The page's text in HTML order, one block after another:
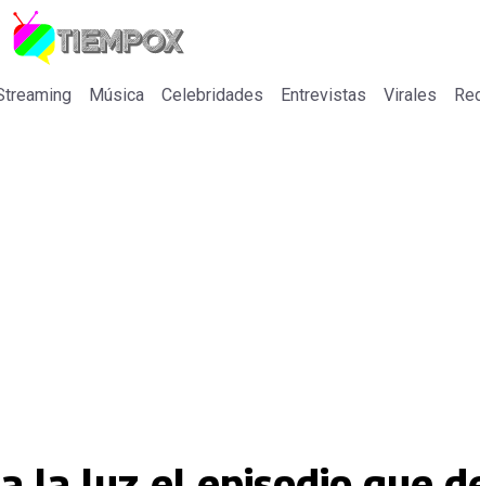
Música Celebridades Entrevistas Virales